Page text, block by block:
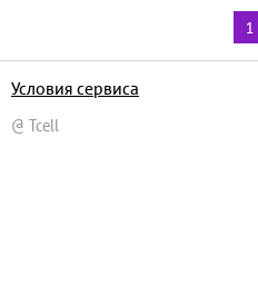
1
@ Tcell
Условия сервиса